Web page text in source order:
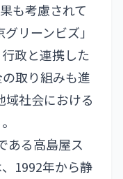
も考慮されて
リーンビズ」
政と連携した
取り組みも進
域社会における
ある高島屋ス
1992年から静